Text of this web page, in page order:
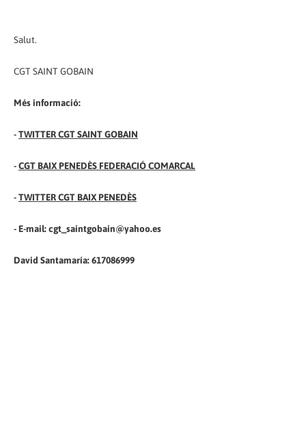
Salut.
CGT SAINT GOBAIN
Més informació:
-TWITTER CGT SAINT GOBAIN
-CGT BAIX PENEDÈS FEDERACIÓ COMARCAL
-TWITTER CGT BAIX PENEDÈS
- E-mail: cgt_saintgobain@yahoo.es
David Santamaría: 617086999